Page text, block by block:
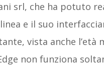
srl, che ha potuto
e il suo
vista anche l’età
non funziona